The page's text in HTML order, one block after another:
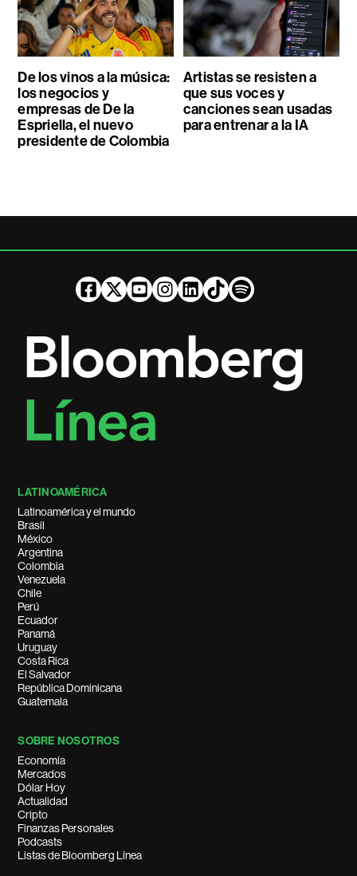
De los vinos a la música:
los negocios y
empresas de De la
Espriella, el nuevo
presidente de Colombia
Artistas se resisten a
que sus voces y
canciones sean usadas
para entrenar a la IA
LATINOAMÉRICA
Latinoamérica y el mundo
Brasil
México
Argentina
Colombia
Venezuela
Chile
Perú
Ecuador
Panamá
Uruguay
Costa Rica
El Salvador
República Dominicana
Guatemala
SOBRE NOSOTROS
Economía
Mercados
Dólar Hoy
Actualidad
Cripto
Finanzas Personales
Podcasts
Listas de Bloomberg Línea